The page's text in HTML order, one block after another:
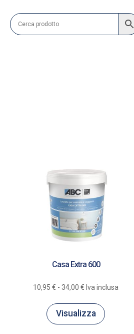
Casa Extra 600
10,95€ - 34,00€ Fascia
prezzo:
Iva inclusa
Visualizza